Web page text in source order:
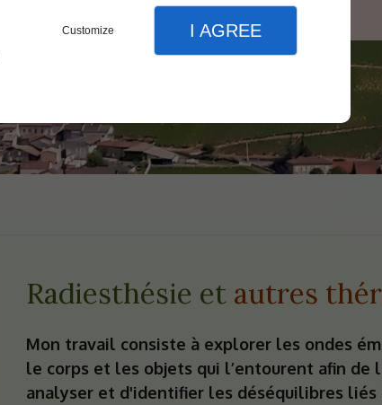
Customize I AGREE
Radiesthésie et autres
Mon travail consiste à explorer les ondes
le corps et les objets qui l’entourent afin de
analyser et d'identifier les déséquilibres liés